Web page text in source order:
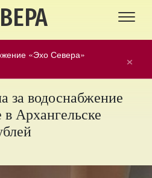
×
«Эхо Севера»
за водоснабжение
Архангельске